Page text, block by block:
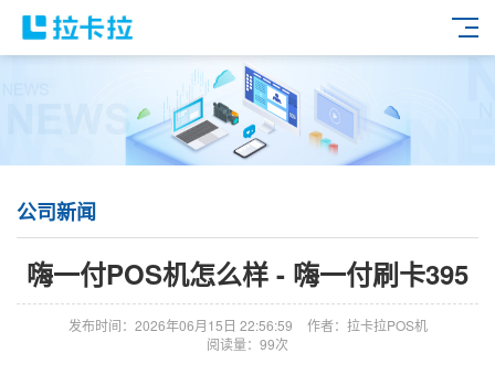
公司新闻
嗨一付POS机怎么样 - 嗨一付刷卡395
发布时间：2026年06月15日 22:56:59
作者：拉卡拉POS机
阅读量：99次